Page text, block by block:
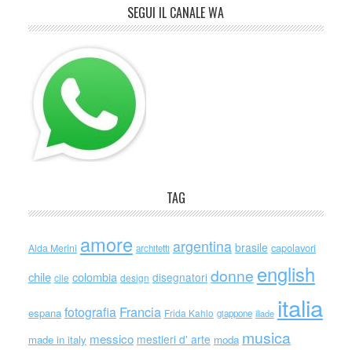
SEGUI IL CANALE WA
TAG
Alda Merini amore architetti argentina brasile capolavori
chile cile colombia design disegnatori donne english
espana fotografia Francia Frida Kahlo giappone iliade italia
made in italy messico mestieri d' arte moda musica